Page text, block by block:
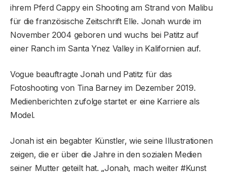
ihrem Pferd Cappy ein Shooting am Strand von Malibu
für die französische Zeitschrift Elle. Jonah wurde im
November 2004 geboren und wuchs bei Patitz auf
einer Ranch im Santa Ynez Valley in Kalifornien auf.
Vogue beauftragte Jonah und Patitz für das
Fotoshooting von Tina Barney im Dezember 2019.
Medienberichten zufolge startet er eine Karriere als
Model.
Jonah ist ein begabter Künstler, wie seine Illustrationen
zeigen, die er über die Jahre in den sozialen Medien
seiner Mutter geteilt hat. „Jonah, mach weiter #Kunst